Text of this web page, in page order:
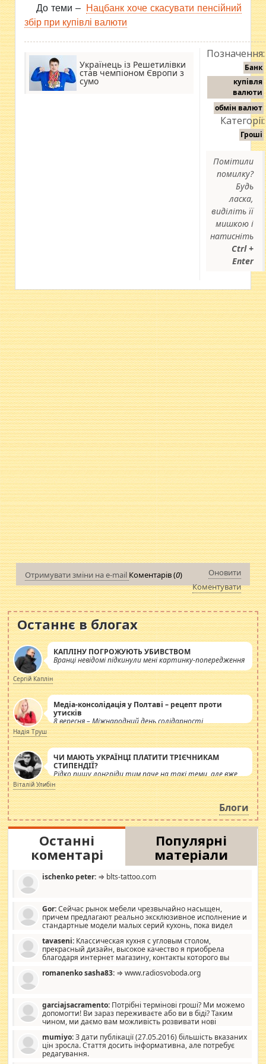
До теми –
Нацбанк хоче скасувати пенсійний
збір при купівлі валюти
Українець із Решетилівки
став чемпіоном Європи з
сумо
Позначення:
Банк
купівля
валюти
обмін валют
Категорії:
Гроші
Помітили
помилку?
Будь
ласка,
виділіть її
мишкою і
натисніть
Ctrl +
Enter
Отримувати зміни на e-mail Коментарів (0)
Оновити
Коментувати
Останнє в блогах
КАПЛІНУ ПОГРОЖУЮТЬ УБИВСТВОМ
Вранці невідомі підкинули мені картинку-попередження
Сергій Каплін
Медіа-консолідація у Полтаві – рецепт проти
утисків
8 вересня – Міжнародний день солідарності
журналістів.
Надія Труш
ЧИ МАЮТЬ УКРАЇНЦІ ПЛАТИТИ ТРІЄЧНИКАМ
СТИПЕНДІЇ?
Рідко пишу лонгріди тим паче на такі теми, але вже
просто дістало! Обурюють сьогоднішні інсенуації
навколо стипендіального питання. Штучно
роздувається ще одна соціальна катастрофа.
Віталій Улибін
Блоги
Останні
коментарі
Популярні
матеріали
ischenko peter: ⇒ blts-tattoo.com
Gor:Сейчас рынок мебели чрезвычайно насыщен,
причем предлагают реально эксклюзивное исполнение и
стандартные модели малых серий кухонь, пока видел
стандартные формы, в MebelOk, креативненько и что главное -
со вкусом все в порядке, без ненужных наворотов удорожающих
мебель, а это не последний фактор.
tavaseni: Классическая кухня с угловым столом,
прекрасный дизайн, высокое качество я приобрела
благодаря интернет магазину, контакты которого вы
romanenko sasha83: ⇒ www.radiosvoboda.org
garciajsacramento: Потрібні термінові гроші? Ми можемо
допомогти! Ви зараз переживаєте або ви в біді? Таким
чином, ми даємо вам можливість розвивати нові
допомагати людям, які намагаються дати їм шанс. Кожен
заслуговує на другий шанс, і, оскільки влада не зможе, вони
повинні приймати від інших. Для нас нема багато суми, і зрілість
mumiyo:З дати публікації (27.05.2016) більшість вказаних
цін зросла. Стаття досить інформативна, але потребує
редагування.